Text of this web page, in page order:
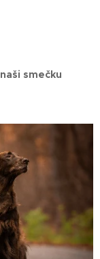
naši smečku